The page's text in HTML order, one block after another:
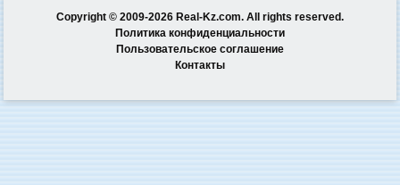
Copyright © 2009-2026 Real-Kz.com. All rights reserved.
Политика конфиденциальности
Пользовательское соглашение
Контакты